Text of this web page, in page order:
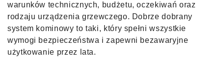
warunków technicznych, budżetu, oczekiwań oraz
rodzaju urządzenia grzewczego. Dobrze dobrany
system kominowy to taki, który spełni wszystkie
wymogi bezpieczeństwa i zapewni bezawaryjne
użytkowanie przez lata.